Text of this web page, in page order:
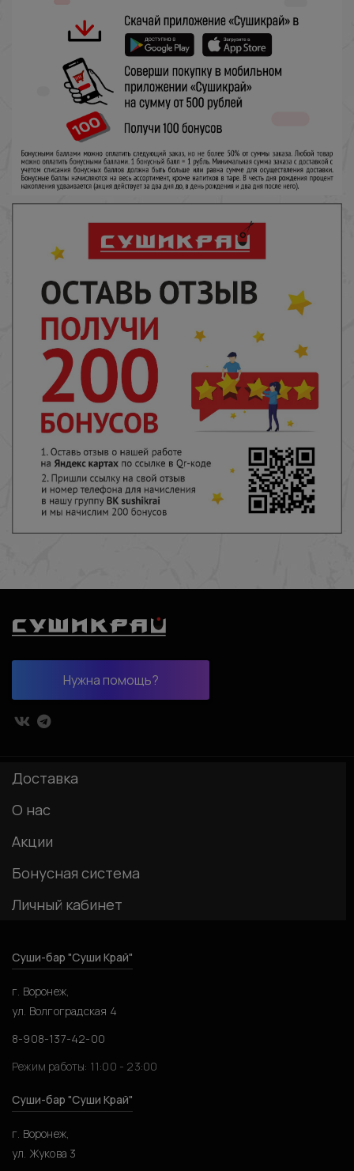
Нужна помощь?
Доставка
О нас
Акции
Бонусная система
Личный кабинет
Суши-бар "Суши Край"
г. Воронеж,
ул. Волгоградская 4
8-908-137-42-00
Режим работы: 11:00 - 23:00
Суши-бар "Суши Край"
г. Воронеж,
ул. Жукова 3